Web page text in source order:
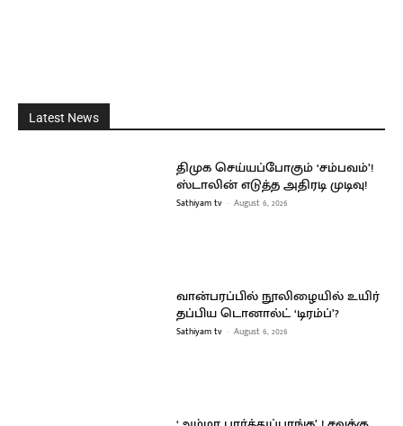
Latest News
திமுக செய்யப்போகும் ‘சம்பவம்’!
ஸ்டாலின் எடுத்த அதிரடி முடிவு!
Sathiyam tv - August 6, 2026
வான்பரப்பில் நூலிழையில் உயிர்
தப்பிய டொனால்ட் ‘டிரம்ப்’?
Sathiyam tv - August 6, 2026